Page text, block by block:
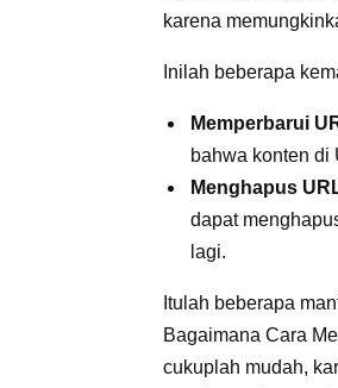
karena
Inilah beberapa
Memperbarui
bahwa konten di
Menghapus
dapat
lagi.
Itulah beberapa
Bagaimana Cara
cukuplah mudah,